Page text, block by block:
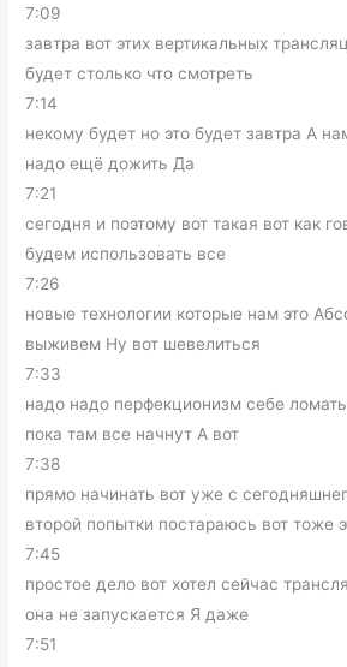
7:09
завтра вот этих вертикальных
будет столько что смотреть
7:14
некому будет но это будет завтра А
надо ещё дожить Да
7:21
сегодня и поэтому вот такая вот как
будем использовать все
7:26
новые технологии которые нам это
выживем Ну вот шевелиться
7:33
надо надо перфекционизм себе
пока там все начнут А вот
7:38
прямо начинать вот уже с
второй попытки постараюсь вот тоже
7:45
простое дело вот хотел сейчас
она не запускается Я даже
7:51